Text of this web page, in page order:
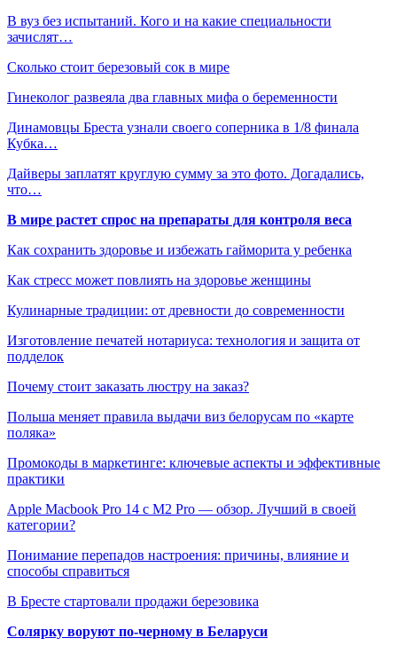
В вуз без испытаний. Кого и на какие специальности
зачислят…
Сколько стоит березовый сок в мире
Гинеколог развеяла два главных мифа о беременности
Динамовцы Бреста узнали своего соперника в 1/8 финала
Кубка…
Дайверы заплатят круглую сумму за это фото. Догадались,
что…
В мире растет спрос на препараты для контроля веса
Как сохранить здоровье и избежать гайморита у ребенка
Как стресс может повлиять на здоровье женщины
Кулинарные традиции: от древности до современности
Изготовление печатей нотариуса: технология и защита от
подделок
Почему стоит заказать люстру на заказ?
Польша меняет правила выдачи виз белорусам по «карте
поляка»
Промокоды в маркетинге: ключевые аспекты и эффективные
практики
Apple Macbook Pro 14 с M2 Pro — обзор. Лучший в своей
категории?
Понимание перепадов настроения: причины, влияние и
способы справиться
В Бресте стартовали продажи березовика
Солярку воруют по-черному в Беларуси